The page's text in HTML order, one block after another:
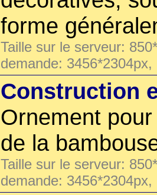
forme
Taille sur le serveur:
demande:
Construction
Ornement
de la
Taille sur le serveur:
demande: